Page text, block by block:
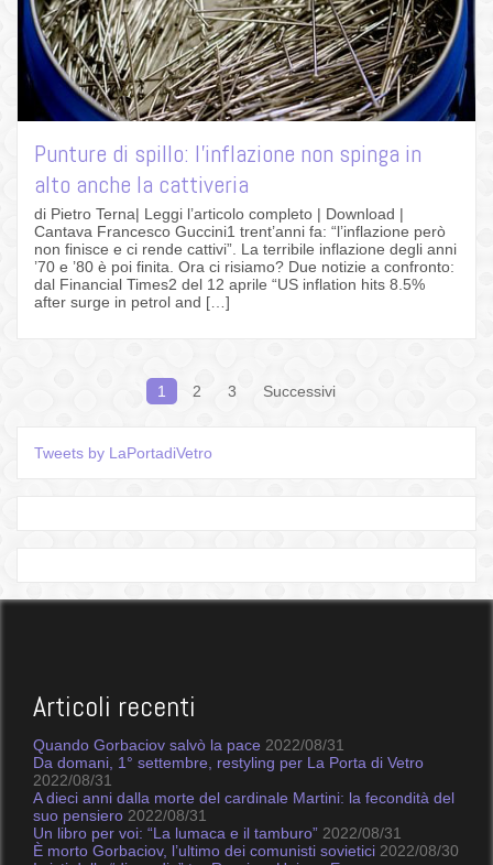
Punture di spillo: l’inflazione non spinga in
alto anche la cattiveria
di Pietro Terna| Leggi l’articolo completo | Download |
Cantava Francesco Guccini1 trent’anni fa: “l’inflazione però
non finisce e ci rende cattivi”. La terribile inflazione degli anni
’70 e ’80 è poi finita. Ora ci risiamo? Due notizie a confronto:
dal Financial Times2 del 12 aprile “US inflation hits 8.5%
after surge in petrol and […]
Navigazione
1 2 3 Successivi
Tweets by LaPortadiVetro
Articoli recenti
Quando Gorbaciov salvò la pace 2022/08/31
Da domani, 1° settembre, restyling per La Porta di Vetro
2022/08/31
A dieci anni dalla morte del cardinale Martini: la fecondità del
suo pensiero 2022/08/31
Un libro per voi: “La lumaca e il tamburo” 2022/08/31
È morto Gorbaciov, l’ultimo dei comunisti sovietici 2022/08/30